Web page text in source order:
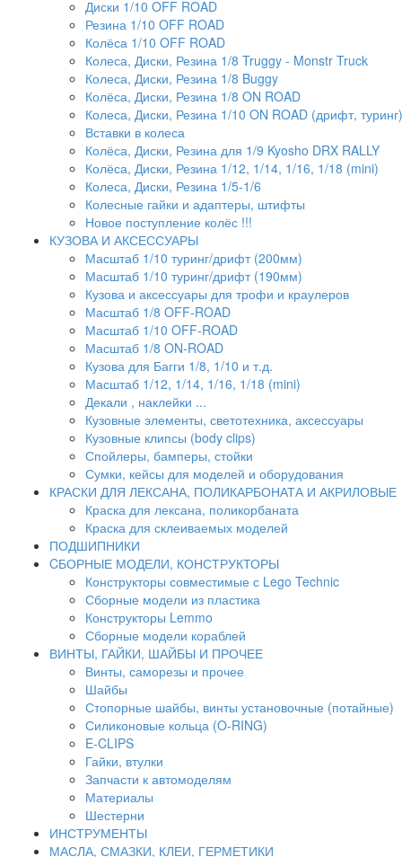
Диски 1/10 OFF ROAD
Резина 1/10 OFF ROAD
Колёса 1/10 OFF ROAD
Колеса, Диски, Резина 1/8 Truggy - Monstr Truck
Колеса, Диски, Резина 1/8 Buggy
Колёса, Диски, Резина 1/8 ON ROAD
Колеса, Диски, Резина 1/10 ON ROAD (дрифт, туринг)
Вставки в колеса
Колёса, Диски, Резина для 1/9 Kyosho DRX RALLY
Колёса, Диски, Резина 1/12, 1/14, 1/16, 1/18 (mini)
Колеса, Диски, Резина 1/5-1/6
Колесные гайки и адаптеры, штифты
Новое поступление колёс !!!
КУЗОВА И АКСЕССУАРЫ
Масштаб 1/10 туринг/дрифт (200мм)
Масштаб 1/10 туринг/дрифт (190мм)
Кузова и аксессуары для трофи и краулеров
Масштаб 1/8 OFF-ROAD
Масштаб 1/10 OFF-ROAD
Масштаб 1/8 ON-ROAD
Кузова для Багги 1/8, 1/10 и т.д.
Масштаб 1/12, 1/14, 1/16, 1/18 (mini)
Декали , наклейки ...
Кузовные элементы, светотехника, аксессуары
Кузовные клипсы (body clips)
Спойлеры, бамперы, стойки
Сумки, кейсы для моделей и оборудования
КРАСКИ ДЛЯ ЛЕКСАНА, ПОЛИКАРБОНАТА И АКРИЛОВЫЕ
Краска для лексана, поликорбаната
Краска для склеиваемых моделей
ПОДШИПНИКИ
CБОРНЫЕ МОДЕЛИ, КОНСТРУКТОРЫ
Конструкторы совместимые с Lego Technic
Сборные модели из пластика
Конструкторы Lemmo
Сборные модели кораблей
ВИНТЫ, ГАЙКИ, ШАЙБЫ И ПРОЧЕЕ
Винты, саморезы и прочее
Шайбы
Стопорные шайбы, винты установочные (потайные)
Силиконовые кольца (O-RING)
E-CLIPS
Гайки, втулки
Запчасти к автомоделям
Материалы
Шестерни
ИНСТРУМЕНТЫ
МАСЛА, СМАЗКИ, КЛЕИ, ГЕРМЕТИКИ